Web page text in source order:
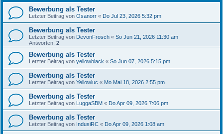
Bewerbung als Tester
Letzter Beitrag von Osanorr « Do Jul 23, 2026 5:32 pm
Bewerbung als Tester
Letzter Beitrag von DevonFrosch « So Jun 21, 2026 11:30 am
Antworten: 2
Bewerbung als Tester
Letzter Beitrag von yellowblack « So Jun 07, 2026 5:15 pm
Bewerbung als Tester
Letzter Beitrag von Yellowluc « Mo Mai 18, 2026 2:55 pm
Bewerbung als Tester
Letzter Beitrag von LuggaSBM « Do Apr 09, 2026 7:06 pm
Bewerbung als Tester
Letzter Beitrag von IndusiRC « Do Apr 09, 2026 1:08 am